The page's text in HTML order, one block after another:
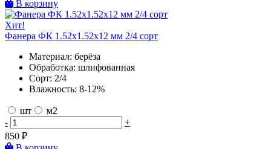
В корзину
Хит!
Фанера ФК 1.52х1.52х12 мм 2/4 сорт
Материал: берёза
Обработка: шлифованная
Сорт: 2/4
Влажность: 8-12%
шт
м2
-
+
850 ₽